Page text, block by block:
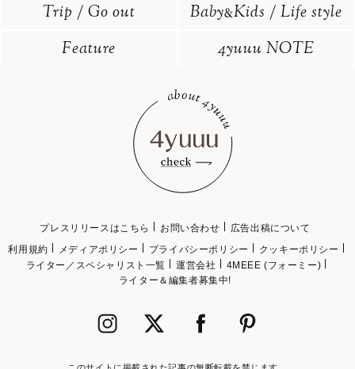
Trip / Go out
Baby&Kids / Life style
Feature
4yuuu NOTE
プレスリリースはこちら お問い合わせ
広告出稿について
利用規約
メディアポリシー プライバシーポリシー
クッキーポリシー
ライター／スペシャリスト一覧
運営会社
4MEEE (フォーミー)
ライター＆編集者募集中!